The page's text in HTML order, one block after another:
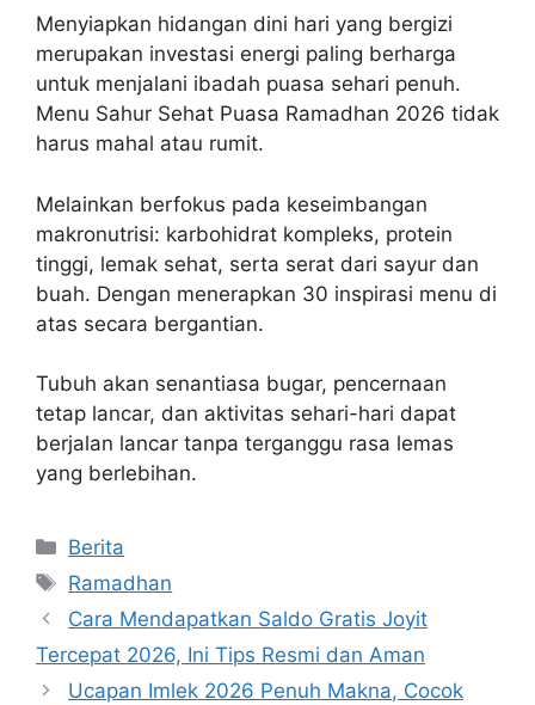
Menyiapkan hidangan dini hari yang bergizi
merupakan investasi energi paling berharga
untuk menjalani ibadah puasa sehari penuh.
Menu Sahur Sehat Puasa Ramadhan 2026 tidak
harus mahal atau rumit.
Melainkan berfokus pada keseimbangan
makronutrisi: karbohidrat kompleks, protein
tinggi, lemak sehat, serta serat dari sayur dan
buah. Dengan menerapkan 30 inspirasi menu di
atas secara bergantian.
Tubuh akan senantiasa bugar, pencernaan
tetap lancar, dan aktivitas sehari-hari dapat
berjalan lancar tanpa terganggu rasa lemas
yang berlebihan.
Categories
Berita
Tags
Ramadhan
Cara Mendapatkan Saldo Gratis Joyit
Tercepat 2026, Ini Tips Resmi dan Aman
Ucapan Imlek 2026 Penuh Makna, Cocok